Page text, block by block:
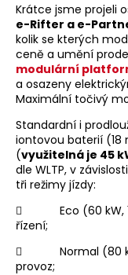
Krátce jsme projeli
e-Rifter a e-
kolik se kterých
ceně a umění
modulární
a osazeny
Maximální točivý
Standardní i
iontovou baterií (18
(využitelná je 45
dle WLTP, v
tři režimy jízdy:
 Eco (60 kW,
řízení;
 Normal (80 kW,
provoz;